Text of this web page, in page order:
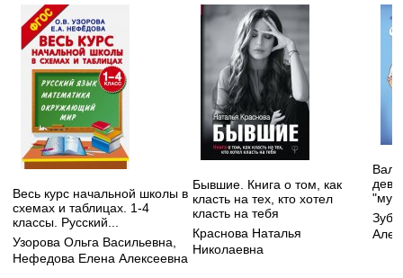
Весь курс начальной школы в
схемах и таблицах. 1-4
классы. Русский...
Узорова Ольга Васильевна
Нефедова Елена Алексеевна
Бывшие. Книга о том, как
класть на тех, кто хотел
класть на тебя
Краснова Наталья
Николаевна